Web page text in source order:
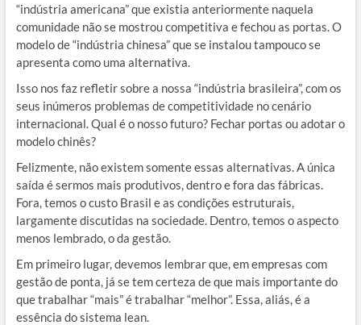
“indústria americana” que existia anteriormente naquela
comunidade não se mostrou competitiva e fechou as portas. O
modelo de “indústria chinesa” que se instalou tampouco se
apresenta como uma alternativa.
Isso nos faz refletir sobre a nossa “indústria brasileira”, com os
seus inúmeros problemas de competitividade no cenário
internacional. Qual é o nosso futuro? Fechar portas ou adotar o
modelo chinês?
Felizmente, não existem somente essas alternativas. A única
saída é sermos mais produtivos, dentro e fora das fábricas.
Fora, temos o custo Brasil e as condições estruturais,
largamente discutidas na sociedade. Dentro, temos o aspecto
menos lembrado, o da gestão.
Em primeiro lugar, devemos lembrar que, em empresas com
gestão de ponta, já se tem certeza de que mais importante do
que trabalhar “mais” é trabalhar “melhor”. Essa, aliás, é a
essência do sistema lean.